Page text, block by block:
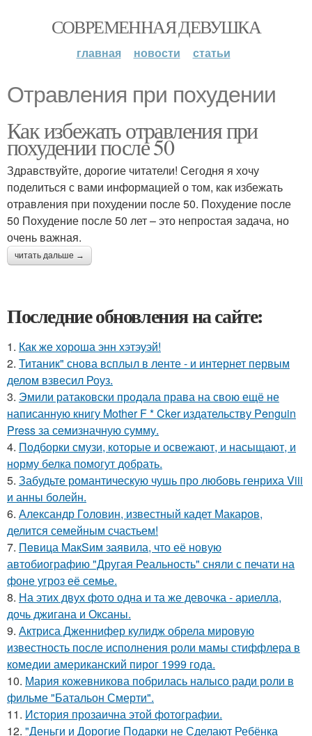
СОВРЕМЕННАЯ ДЕВУШКА
главная новости статьи
Отравления при похудении
Как избежать отравления при
похудении после 50
Здравствуйте, дорогие читатели! Сегодня я хочу
поделиться с вами информацией о том, как избежать
отравления при похудении после 50. Похудение после
50 Похудение после 50 лет – это непростая задача, но
очень важная.
читать дальше →
Последние обновления на сайте:
1. Как же хороша энн хэтэуэй!
2. Титаник" снова всплыл в ленте - и интернет первым
делом взвесил Роуз.
3. Эмили ратаковски продала права на свою ещё не
написанную книгу Mother F * Cker издательству Penguin
Press за семизначную сумму.
4. Подборки смузи, которые и освежают, и насыщают, и
норму белка помогут добрать.
5. Забудьте романтическую чушь про любовь генриха Viii
и анны болейн.
6. Александр Головин, известный кадет Макаров,
делится семейным счастьем!
7. Пeвица MакSим заявила, что её новую
автобиографию "Другая Реальность" сняли с печати на
фоне угроз её семье.
8. На этих двух фото одна и та же девочка - ариелла,
дочь джигана и Оксаны.
9. Актриса Дженнифер кулидж обрела мировую
известность после исполнения роли мамы стиффлера в
комедии американский пирог 1999 года.
10. Мария кожевникова побрилась налысо ради роли в
фильме "Батальон Смерти".
11. История прозаична этой фотографии.
12. "Деньги и Дорогие Подарки не Сделают Ребёнка